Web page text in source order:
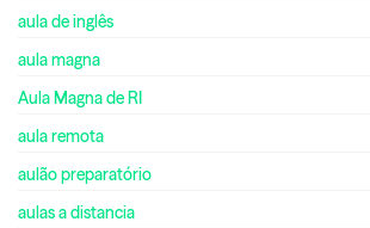
aula de inglês
aula magna
Aula Magna de RI
aula remota
aulão preparatório
aulas a distancia